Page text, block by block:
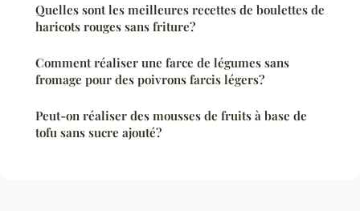
Quelles sont les meilleures recettes de boulettes de
haricots rouges sans friture?
Comment réaliser une farce de légumes sans
fromage pour des poivrons farcis légers?
Peut-on réaliser des mousses de fruits à base de
tofu sans sucre ajouté?